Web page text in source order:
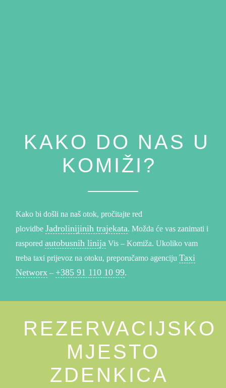
KAKO DO NAS U
KOMIŽI?
Kako bi došli na naš otok, pročitajte red
plovidbeJadrolinijinih trajekata. Možda će vas zanimati i
rasporedautobusnih linija Vis – Komiža. Ukoliko vam
treba taxi prijevoz na otoku, preporučamo agencijuTaxi
Networx – +385 91 110 10 99.
REZERVACIJSKO
MJESTO
ZDENKICA